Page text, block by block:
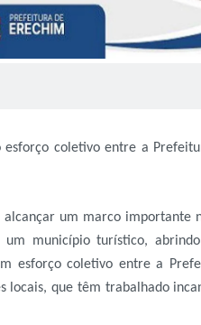
coletivo entre a
alcançar um marco
município turístico,
esforço coletivo entre a
locais, que têm trabalhado